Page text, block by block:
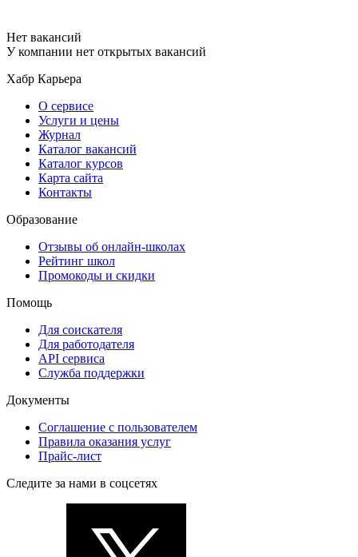
Нет вакансий
У компании нет открытых вакансий
Хабр Карьера
О сервисе
Услуги и цены
Журнал
Каталог вакансий
Каталог курсов
Карта сайта
Контакты
Образование
Отзывы об онлайн-школах
Рейтинг школ
Промокоды и скидки
Помощь
Для соискателя
Для работодателя
API сервиса
Служба поддержки
Документы
Соглашение с пользователем
Правила оказания услуг
Прайс-лист
Следите за нами в соцсетях